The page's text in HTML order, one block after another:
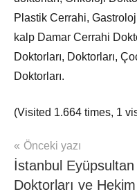
Plastik Cerrahi,
kalp Damar Cerrahi
Doktorları, Doktorları,
Doktorları.
(Visited 1.664 times, 1
mhrs
Yazı
gezinmesi
Önceki yazı
İstanbul
Doktorları ve